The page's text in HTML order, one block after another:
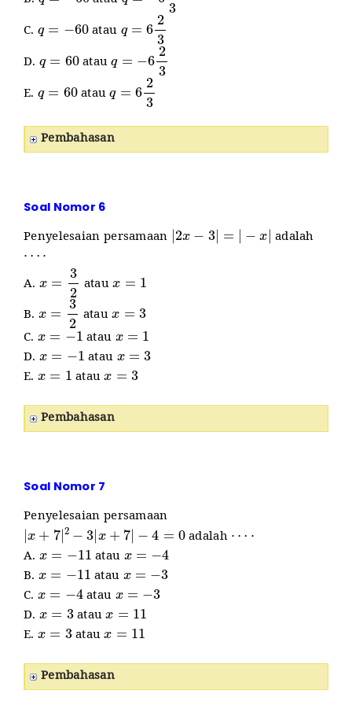
C. 60 atau 2 3
D. 60 atau 23
E. 60 atau 2 3
Pembahasan
Soal Nomor 6
Penyelesaian persamaan |2 |= x adalah
⋯⋅
A. 2 atau
B. 2 atau
C. x ataux
D. x =− 1 ataux =3
E. x=1 ataux=3
Pembahasan
Soal Nomor 7
Penyelesaian persamaan
|x+7|2−3|x+7|−4=0 adalah
A. x= −11 atau x=−4
B. x =−11 atau x=−3
C. x =−4 ataux= −3
D. x =3 ataux=11
E. x=3 ataux=11
Pembahasan